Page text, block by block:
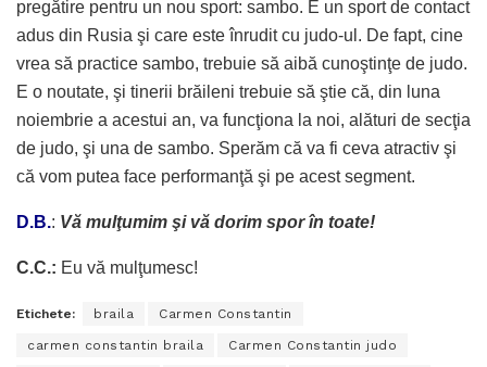
pregătire pentru un nou sport: sambo. E un sport de contact
adus din Rusia şi care este înrudit cu judo-ul. De fapt, cine
vrea să practice sambo, trebuie să aibă cunoştinţe de judo.
E o noutate, şi tinerii brăileni trebuie să ştie că, din luna
noiembrie a acestui an, va funcţiona la noi, alături de secţia
de judo, şi una de sambo. Sperăm că va fi ceva atractiv şi
că vom putea face performanţă şi pe acest segment.
D.B.: Vă mulţumim şi vă dorim spor în toate!
C.C.: Eu vă mulţumesc!
Etichete: braila Carmen Constantin
carmen constantin braila Carmen Constantin judo